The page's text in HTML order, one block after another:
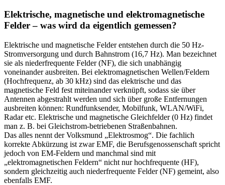
Elektrische, magnetische und elektromagnetische
Felder – was wird da eigentlich gemessen?
Elektrische und magnetische Felder entstehen durch die 50 Hz-
Stromversorgung und durch Bahnstrom (16,7 Hz). Man bezeichnet
sie als niederfrequente Felder (NF), die sich unabhängig
voneinander ausbreiten. Bei elektromagnetischen Wellen/Feldern
(Hochfrequenz, ab 30 kHz) sind das elektrische und das
magnetische Feld fest miteinander verknüpft, sodass sie über
Antennen abgestrahlt werden und sich über große Entfernungen
ausbreiten können: Rundfunksender, Mobilfunk, WLAN/WiFi,
Radar etc. Elektrische und magnetische Gleichfelder (0 Hz) findet
man z. B. bei Gleichstrom-betriebenen Straßenbahnen.
Das alles nennt der Volksmund „Elektrosmog“. Die fachlich
korrekte Abkürzung ist zwar EMF, die Berufsgenossenschaft spricht
jedoch von EM-Feldern und manchmal sind mit
„elektromagnetischen Feldern“ nicht nur hochfrequente (HF),
sondern gleichzeitig auch niederfrequente Felder (NF) gemeint, also
ebenfalls EMF.